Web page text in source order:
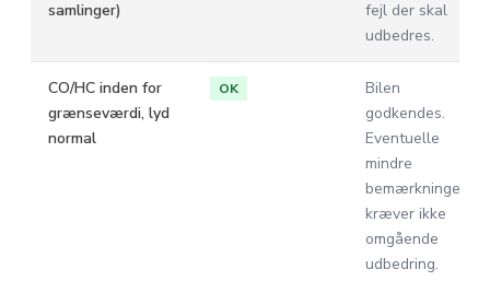
samlinger)
fejl der skal
udbedres.
CO/HC inden for
grænseværdi, lyd
normal
OK
Bilen
godkendes.
Eventuelle
mindre
bemærkninger
kræver ikke
omgående
udbedring.